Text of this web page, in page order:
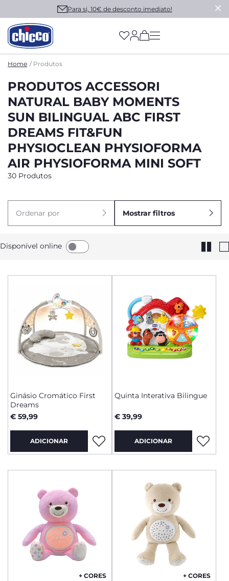
Para si, 10€ de desconto imediato!
(has more options
Home Produtos
PRODUTOS ACCESSORI
NATURAL BABY MOMENTS
SUN BILINGUAL ABC FIRST
DREAMS FIT&FUN
PHYSIOCLEAN PHYSIOFORMA
AIR PHYSIOFORMA MINI SOFT
30 Produtos
Ordenar por Mostrar filtros
Disponível online
Ginásio Cromático First
Dreams
€ 59,99
ADICIONAR
Quinta Interativa Bilingue
€ 39,99
ADICIONAR
+ CORES + CORES